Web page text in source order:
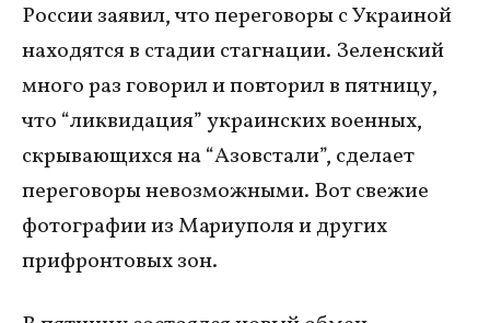
России заявил, что переговоры с Украиной
находятся в стадии стагнации. Зеленский
много раз говорил и повторил в пятницу,
что “ликвидация” украинских военных,
скрывающихся на “Азовстали”, сделает
переговоры невозможными. Вот свежие
фотографии из Мариуполя и других
прифронтовых зон.